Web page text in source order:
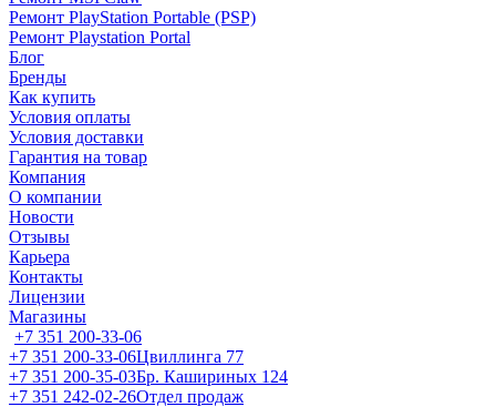
Ремонт PlayStation Portable (PSP)
Ремонт Playstation Portal
Блог
Бренды
Как купить
Условия оплаты
Условия доставки
Гарантия на товар
Компания
О компании
Новости
Отзывы
Карьера
Контакты
Лицензии
Магазины
+7 351 200-33-06
+7 351 200-33-06Цвиллинга 77
+7 351 200-35-03Бр. Кашириных 124
+7 351 242-02-26Отдел продаж